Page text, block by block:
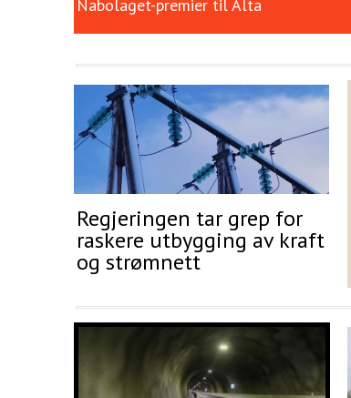
Nabolaget-premier til Alta
Regjeringen tar grep for
raskere utbygging av kraft
og strømnett